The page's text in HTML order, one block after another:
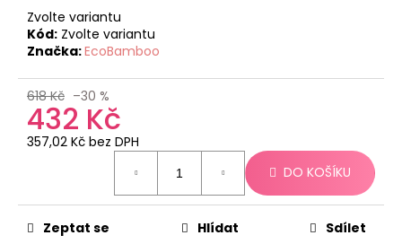
Zvolte variantu
Kód: Zvolte variantu
Značka:EcoBamboo
618 Kč –30 %
432 Kč
357,02 Kč bez DPH
DO KOŠÍKU
Zeptat se Hlídat Sdílet
č
u
m